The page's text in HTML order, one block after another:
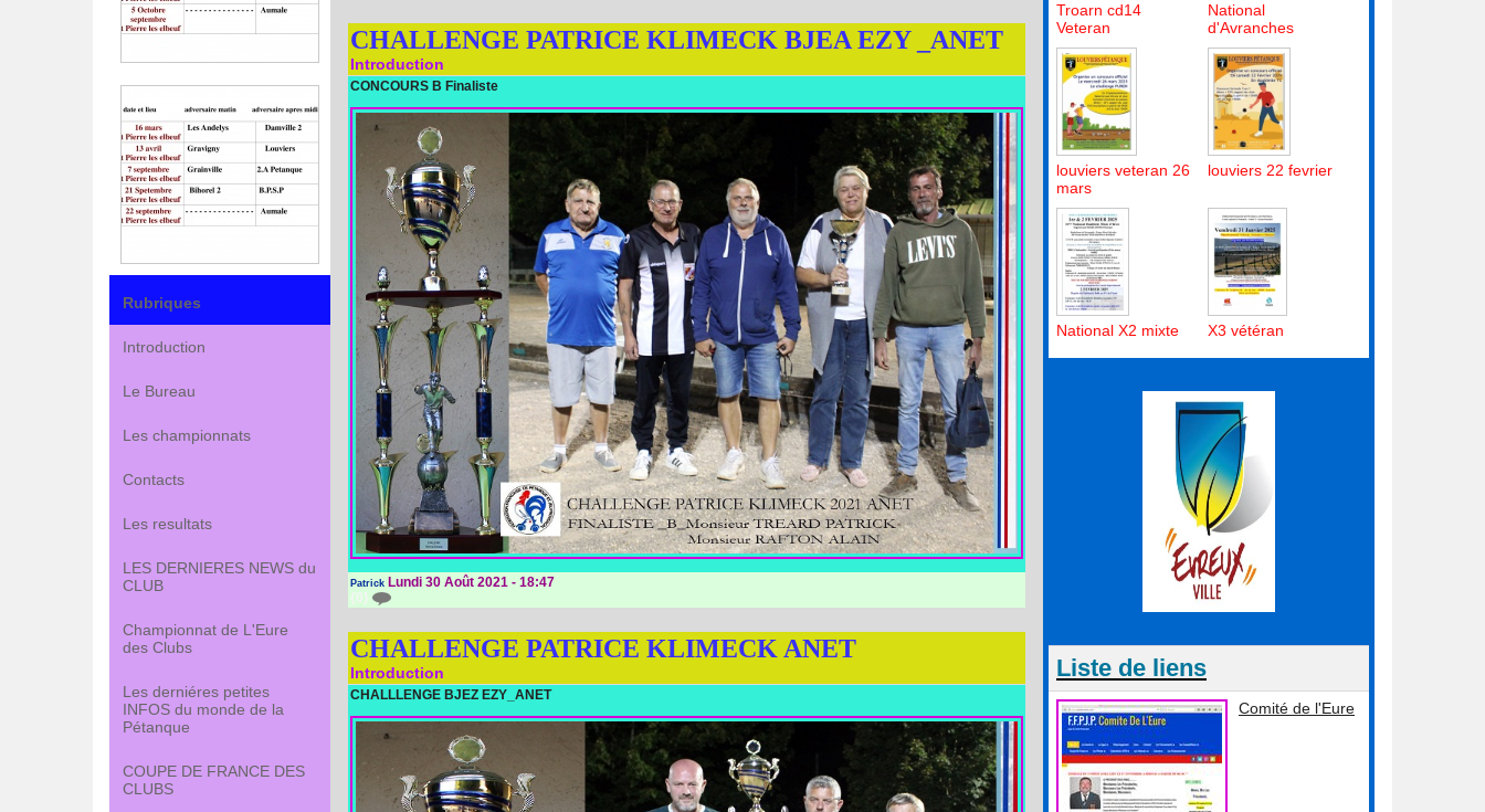
Rubriques
Introduction
Le Bureau
Les championnats
Contacts
Les resultats
LES DERNIERES NEWS du
CLUB
Championnat de L'Eure
des Clubs
Les derniéres petites
INFOS du monde de la
Pétanque
COUPE DE FRANCE DES
CLUBS
CHALLENGE PATRICE KLIMECK BJEA EZY _ANET
Introduction
CONCOURS B Finaliste
Patrick Lundi 30 Août 2021 - 18:47
{0}
CHALLENGE PATRICE KLIMECK ANET
Introduction
CHALLLENGE BJEZ EZY_ANET
Troarn cd14
Veteran
National
d'Avranches
louviers veteran 26
mars
louviers 22 fevrier
National X2 mixte X3 vétéran
Liste de liens
Comité de l'Eure